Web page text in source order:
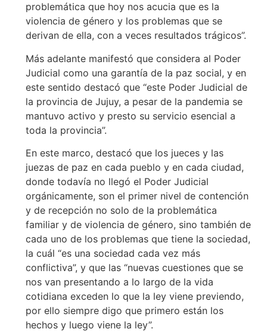
problemática que hoy nos acucia que es la
violencia de género y los problemas que se
derivan de ella, con a veces resultados trágicos”.
Más adelante manifestó que considera al Poder
Judicial como una garantía de la paz social, y en
este sentido destacó que “este Poder Judicial de
la provincia de Jujuy, a pesar de la pandemia se
mantuvo activo y presto su servicio esencial a
toda la provincia”.
En este marco, destacó que los jueces y las
juezas de paz en cada pueblo y en cada ciudad,
donde todavía no llegó el Poder Judicial
orgánicamente, son el primer nivel de contención
y de recepción no solo de la problemática
familiar y de violencia de género, sino también de
cada uno de los problemas que tiene la sociedad,
la cuál “es una sociedad cada vez más
conflictiva”, y que las “nuevas cuestiones que se
nos van presentando a lo largo de la vida
cotidiana exceden lo que la ley viene previendo,
por ello siempre digo que primero están los
hechos y luego viene la ley”.